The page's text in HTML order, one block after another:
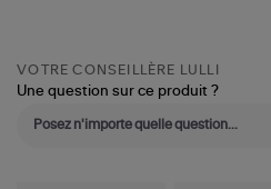
VOTRE CONSEILLÈRE LULLI
Une question sur ce produit ?